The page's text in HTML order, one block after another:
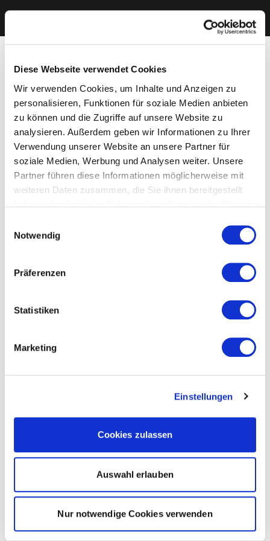
Diese Webseite verwendet Cookies
Wir verwenden Cookies, um Inhalte und Anzeigen zu
personalisieren, Funktionen für soziale Medien anbieten
zu können und die Zugriffe auf unsere Website zu
analysieren. Außerdem geben wir Informationen zu Ihrer
Verwendung unserer Website an unsere Partner für
soziale Medien, Werbung und Analysen weiter. Unsere
Partner führen diese Informationen möglicherweise mit
weiteren Daten zusammen, die Sie ihnen bereitgestellt
Cookies, wenn Sie unsere Webseite weiterhin nutzen.
Notwendig
Präferenzen
Statistiken
Marketing
Einstellungen
Cookies zulassen
Auswahl erlauben
Nur notwendige Cookies verwenden